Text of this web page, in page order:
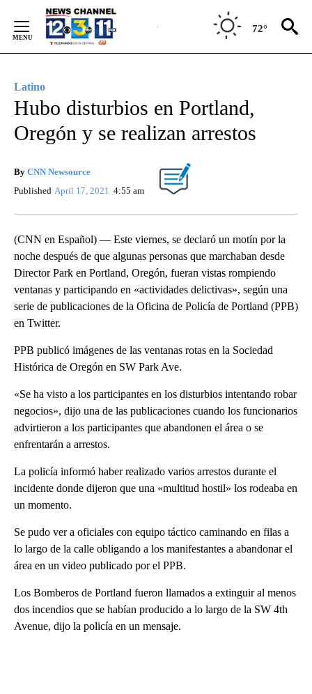
Content
72°
Latino
Hubo disturbios en Portland,
Oregón y se realizan arrestos
By CNN Newsource
Published April 17, 2021 4:55 am
(CNN en Español) — Este viernes, se declaró un motín por la
noche después de que algunas personas que marchaban desde
Director Park en Portland, Oregón, fueran vistas rompiendo
ventanas y participando en «actividades delictivas», según una
serie de publicaciones de la Oficina de Policía de Portland (PPB)
en Twitter.
PPB publicó imágenes de las ventanas rotas en la Sociedad
Histórica de Oregón en SW Park Ave.
«Se ha visto a los participantes en los disturbios intentando robar
negocios», dijo una de las publicaciones cuando los funcionarios
advirtieron a los participantes que abandonen el área o se
enfrentarán a arrestos.
La policía informó haber realizado varios arrestos durante el
incidente donde dijeron que una «multitud hostil» los rodeaba en
un momento.
Se pudo ver a oficiales con equipo táctico caminando en filas a
lo largo de la calle obligando a los manifestantes a abandonar el
área en un video publicado por el PPB.
Los Bomberos de Portland fueron llamados a extinguir al menos
dos incendios que se habían producido a lo largo de la SW 4th
Avenue, dijo la policía en un mensaje.